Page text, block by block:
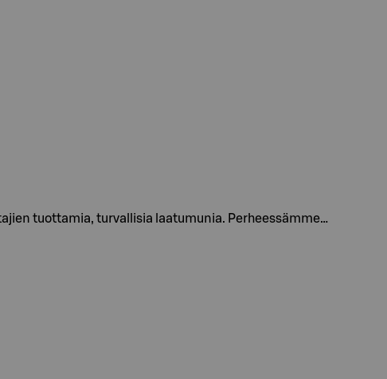
tuottamia, turvallisia laatumunia. Perheessämme…